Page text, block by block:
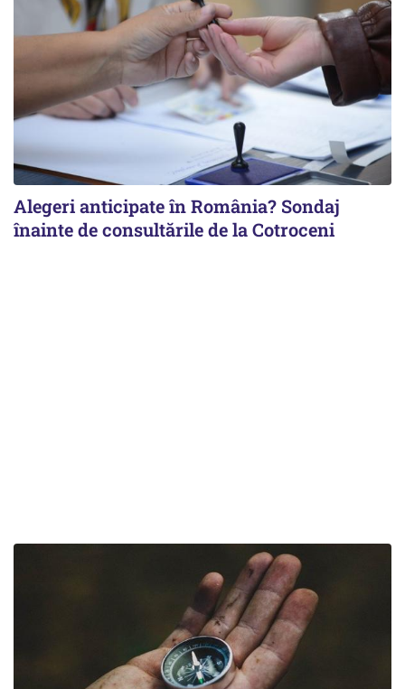
Alegeri anticipate în România? Sondaj
înainte de consultările de la Cotroceni